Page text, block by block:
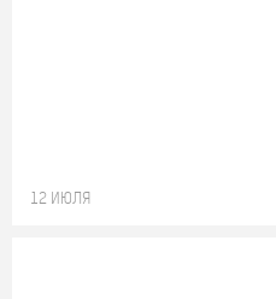
12 ИЮЛЯ